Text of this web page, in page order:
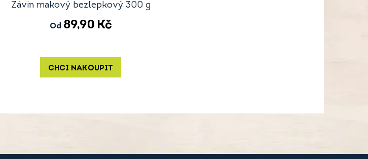
Závin makový bezlepkový 300 g
Od 89,90 Kč
CHCI NAKOUPIT